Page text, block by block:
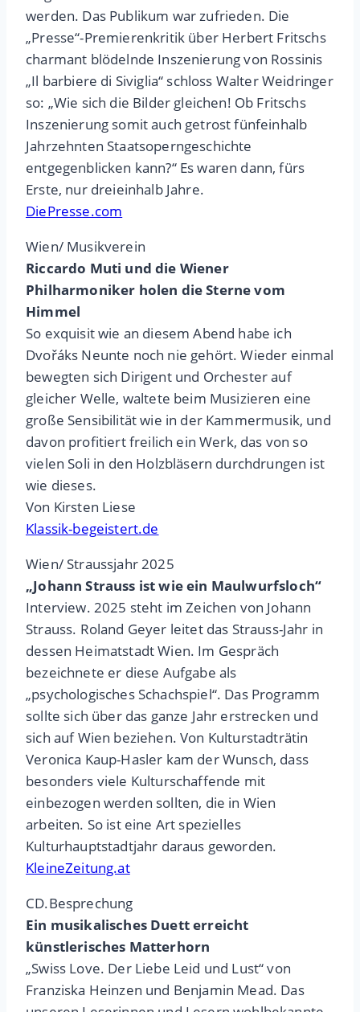
werden. Das Publikum war zufrieden. Die
„Presse“-Premierenkritik über ­Herbert Fritschs
charmant blödelnde Inszenierung von Rossinis
„Il barbiere di Siviglia“ schloss Walter Weidringer
so: „Wie sich die Bilder gleichen! Ob Fritschs
Inszenierung somit auch getrost fünfeinhalb
Jahrzehnten Staatsoperngeschichte
entgegenblicken kann?“ Es waren dann, fürs
Erste, nur dreieinhalb Jahre.
DiePresse.com
Wien/ Musikverein
Riccardo Muti und die Wiener
Philharmoniker holen die Sterne vom
Himmel
So exquisit wie an diesem Abend habe ich
Dvořáks Neunte noch nie gehört. Wieder einmal
bewegten sich Dirigent und Orchester auf
gleicher Welle, waltete beim Musizieren eine
große Sensibilität wie in der Kammermusik, und
davon profitiert freilich ein Werk, das von so
vielen Soli in den Holzbläsern durchdrungen ist
wie dieses.
Von Kirsten Liese
Klassik-begeistert.de
Wien/ Straussjahr 2025
„Johann Strauss ist wie ein Maulwurfsloch“
Interview. 2025 steht im Zeichen von Johann
Strauss. Roland Geyer leitet das Strauss-Jahr in
dessen Heimatstadt Wien. Im Gespräch
bezeichnete er diese Aufgabe als
„psychologisches Schachspiel“. Das Programm
sollte sich über das ganze Jahr erstrecken und
sich auf Wien beziehen. Von Kulturstadträtin
Veronica Kaup-Hasler kam der Wunsch, dass
besonders viele Kulturschaffende mit
einbezogen werden sollten, die in Wien
arbeiten. So ist eine Art spezielles
Kulturhauptstadtjahr daraus geworden.
KleineZeitung.at
CD.Besprechung
Ein musikalisches Duett erreicht
künstlerisches Matterhorn
„Swiss Love. Der Liebe Leid und Lust“ von
Franziska Heinzen und Benjamin Mead. Das